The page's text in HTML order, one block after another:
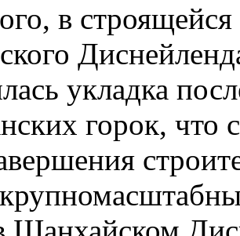
в строящейся
укладка
горок, что